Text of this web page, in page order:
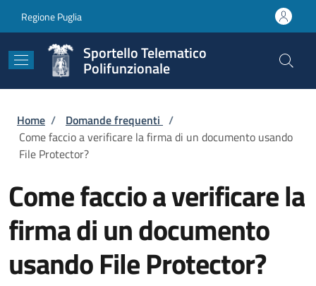
Regione Puglia
Sportello Telematico
Polifunzionale
Briciole di pane
Home / Domande frequenti /
Come faccio a verificare la firma di un documento usando
File Protector?
Come faccio a verificare la
firma di un documento
usando File Protector?